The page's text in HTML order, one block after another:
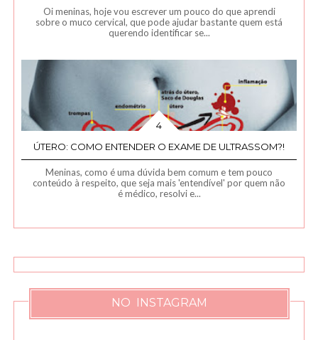
Oi meninas, hoje vou escrever um pouco do que aprendi
sobre o muco cervical, que pode ajudar bastante quem está
querendo identificar se...
ÚTERO: COMO ENTENDER O EXAME DE ULTRASSOM?!
Meninas, como é uma dúvida bem comum e tem pouco
conteúdo à respeito, que seja mais 'entendível' por quem não
é médico, resolvi e...
NO INSTAGRAM